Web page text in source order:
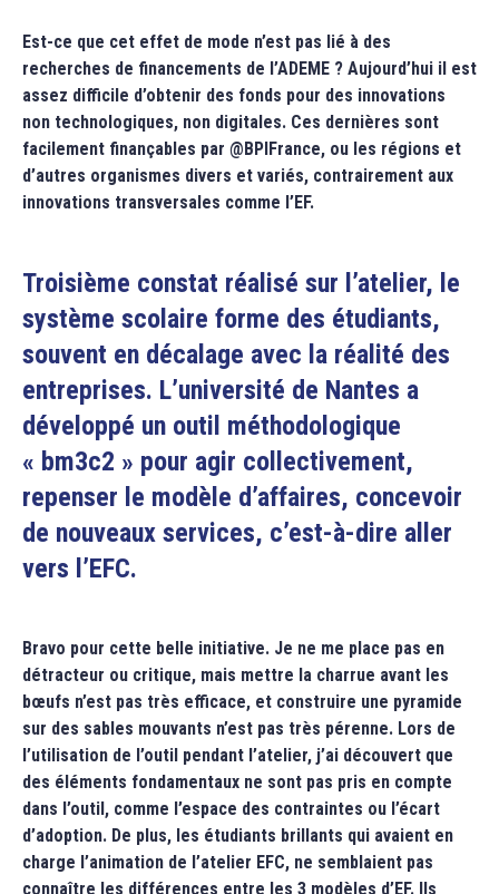
Est-ce que cet effet de mode n’est pas lié à des
recherches de financements de l’ADEME ? Aujourd’hui il est
assez difficile d’obtenir des fonds pour des innovations
non technologiques, non digitales. Ces dernières sont
facilement finançables par @BPIFrance, ou les régions et
d’autres organismes divers et variés, contrairement aux
innovations transversales comme l’EF.
Troisième constat réalisé sur l’atelier, le
système scolaire forme des étudiants,
souvent en décalage avec la réalité des
entreprises. L’université de Nantes a
développé un outil méthodologique
« bm3c2 » pour agir collectivement,
repenser le modèle d’affaires, concevoir
de nouveaux services, c’est-à-dire aller
vers l’EFC.
Bravo pour cette belle initiative. Je ne me place pas en
détracteur ou critique, mais mettre la charrue avant les
bœufs n’est pas très efficace, et construire une pyramide
sur des sables mouvants n’est pas très pérenne. Lors de
l’utilisation de l’outil pendant l’atelier, j’ai découvert que
des éléments fondamentaux ne sont pas pris en compte
dans l’outil, comme l’espace des contraintes ou l’écart
d’adoption. De plus, les étudiants brillants qui avaient en
charge l’animation de l’atelier EFC, ne semblaient pas
connaître les différences entre les 3 modèles d’EF. Ils